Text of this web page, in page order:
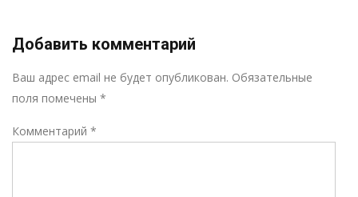
Добавить комментарий
Ваш адрес email не будет опубликован. Обязательные
поля помечены *
Комментарий *